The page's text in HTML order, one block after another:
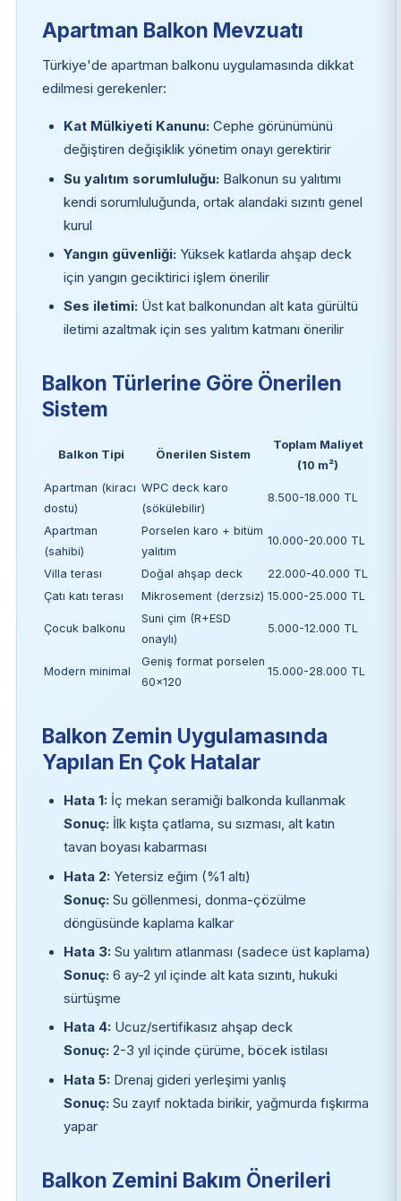
Apartman Balkon Mevzuatı
Türkiye'de apartman balkonu uygulamasında dikkat
edilmesi gerekenler:
Kat Mülkiyeti Kanunu: Cephe görünümünü
değiştiren değişiklik yönetim onayı gerektirir
Su yalıtım sorumluluğu: Balkonun su yalıtımı
kendi sorumluluğunda, ortak alandaki sızıntı genel
kurul
Yangın güvenliği: Yüksek katlarda ahşap deck
için yangın geciktirici işlem önerilir
Ses iletimi: Üst kat balkonundan alt kata gürültü
iletimi azaltmak için ses yalıtım katmanı önerilir
Balkon Türlerine Göre Önerilen
Sistem
Balkon Tipi Önerilen Sistem
Toplam Maliyet
(10 m²)
Apartman (kiracı
dostu)
WPC deck karo
(sökülebilir)
8.500-18.000 TL
Apartman
(sahibi)
Porselen karo + bitüm
yalıtım
10.000-20.000 TL
Villa terası Doğal ahşap deck
22.000-40.000 TL
Çatı katı terası
Mikrosement (derzsiz) 15.000-25.000 TL
Çocuk balkonu
Suni çim (R+ESD
onaylı)
5.000-12.000 TL
Modern minimal
Geniş format porselen
60×120
15.000-28.000 TL
Balkon Zemin Uygulamasında
Yapılan En Çok Hatalar
Hata 1: İç mekan seramiği balkonda kullanmak
Sonuç: İlk kışta çatlama, su sızması, alt katın
tavan boyası kabarması
Hata 2: Yetersiz eğim (%1 altı)
Sonuç: Su göllenmesi, donma-çözülme
döngüsünde kaplama kalkar
Hata 3: Su yalıtım atlanması (sadece üst kaplama)
Sonuç: 6 ay-2 yıl içinde alt kata sızıntı, hukuki
sürtüşme
Hata 4: Ucuz/sertifikasız ahşap deck
Sonuç: 2-3 yıl içinde çürüme, böcek istilası
Hata 5: Drenaj gideri yerleşimi yanlış
Sonuç: Su zayıf noktada birikir, yağmurda fışkırma
yapar
Balkon Zemini Bakım Önerileri